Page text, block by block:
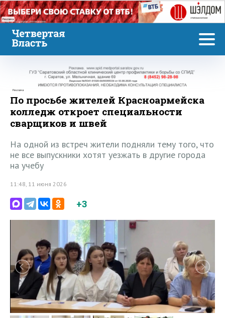
Реклама
Реклама
По просьбе жителей Красноармейска
колледж откроет специальности
сварщиков и швей
На одной из встреч жители подняли тему того, что
не все выпускники хотят уезжать в другие города
на учебу
11:48, 11 июня 2026
+3